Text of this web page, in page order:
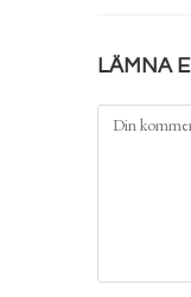
LÄMNA